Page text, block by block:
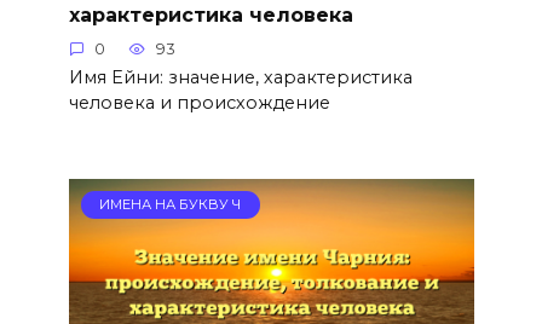
характеристика человека
0 93
Имя Ейни: значение, характеристика
человека и происхождение
ИМЕНА НА БУКВУ Ч